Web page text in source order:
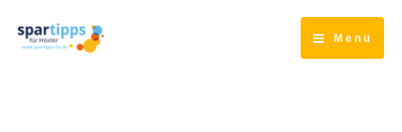
Inhalt
springen
Menü